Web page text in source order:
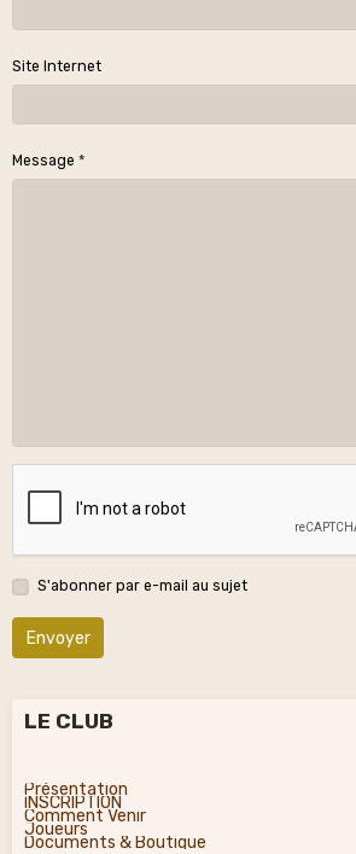
Site Internet
Message
S'abonner par e-mail au sujet
Envoyer
LE CLUB
Présentation
INSCRIPTION
Comment Venir
Joueurs
Documents & Boutique